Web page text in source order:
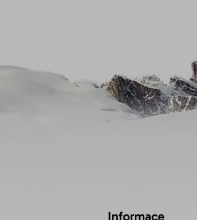
Informace